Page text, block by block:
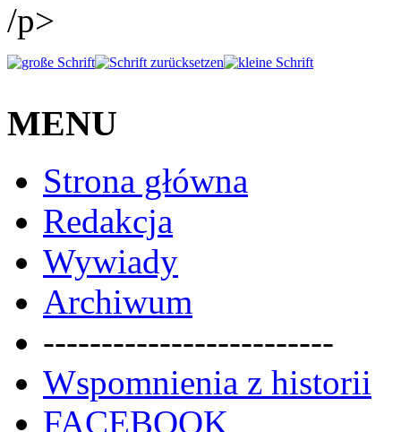
/p>
MENU
Strona główna
Redakcja
Wywiady
Archiwum
-------------------------
Wspomnienia z historii
FACEBOOK